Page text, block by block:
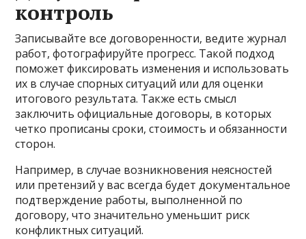
контроль
Записывайте все договоренности, ведите журнал
работ, фотографируйте прогресс. Такой подход
поможет фиксировать изменения и использовать
их в случае спорных ситуаций или для оценки
итогового результата. Также есть смысл
заключить официальные договоры, в которых
четко прописаны сроки, стоимость и обязанности
сторон.
Например, в случае возникновения неясностей
или претензий у вас всегда будет документальное
подтверждение работы, выполненной по
договору, что значительно уменьшит риск
конфликтных ситуаций.